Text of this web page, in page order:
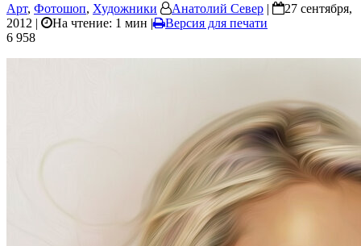
Арт, Фотошоп, Художники Анатолий Север |
27 сентября,
2012 |
На чтение: 1 мин |
Версия для печати
6 958